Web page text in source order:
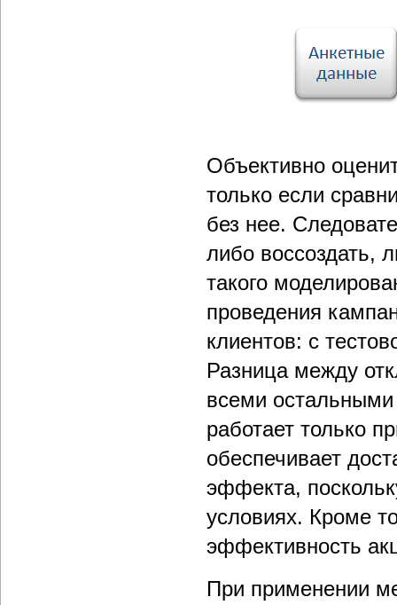
Объективно
только если
без нее.
либо воссоздать,
такого
проведения
клиентов: с
Разница между
всеми
работает только
обеспечивает
эффекта,
условиях. Кроме
эффективность
При применении